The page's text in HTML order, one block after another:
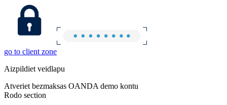
go to client zone
Aizpildiet veidlapu
Atveriet bezmaksas OANDA demo kontu
Rodo section